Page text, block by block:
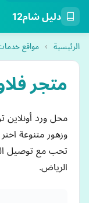
دليل شام12
الرئيسية › مواقع
متجر
محل ورد أونلاين
وزهور متنوعة
تحب مع توصيل
الرياض.